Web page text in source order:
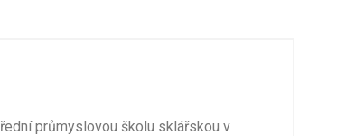
průmyslovou školu sklářskou v